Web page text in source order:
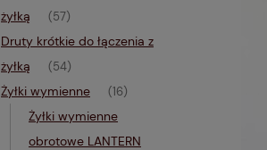
żyłką
(57)
Druty krótkie do łączenia z
żyłką
(54)
Żyłki wymienne (16)
Żyłki wymienne
obrotowe LANTERN